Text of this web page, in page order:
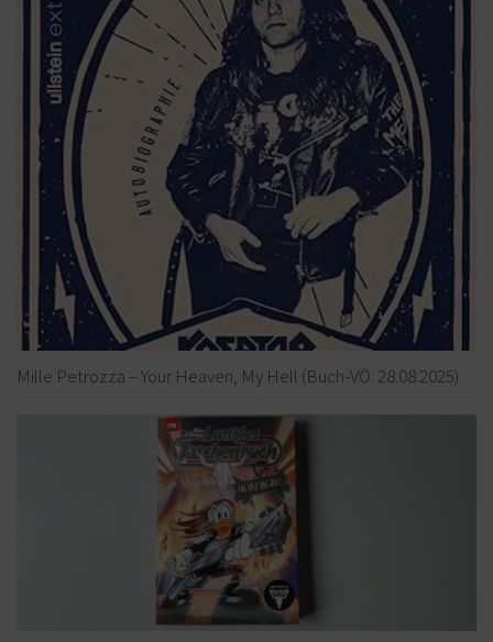
Mille Petrozza – Your Heaven, My Hell (Buch-VÖ: 28.08.2025)